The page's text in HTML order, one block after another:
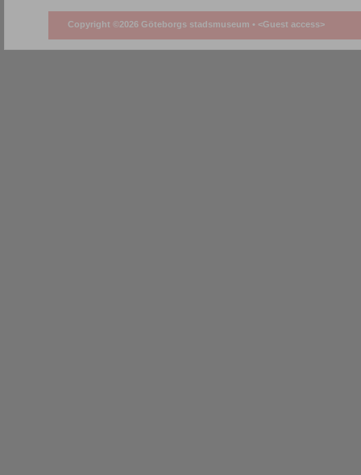
Copyright ©2026 Göteborgs stadsmuseum • <Guest access>